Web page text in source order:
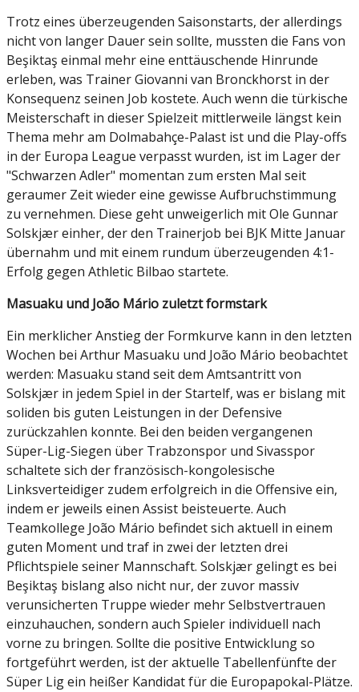
Trotz eines überzeugenden Saisonstarts, der allerdings
nicht von langer Dauer sein sollte, mussten die Fans von
Beşiktaş einmal mehr eine enttäuschende Hinrunde
erleben, was Trainer Giovanni van Bronckhorst in der
Konsequenz seinen Job kostete. Auch wenn die türkische
Meisterschaft in dieser Spielzeit mittlerweile längst kein
Thema mehr am Dolmabahçe-Palast ist und die Play-offs
in der Europa League verpasst wurden, ist im Lager der
"Schwarzen Adler" momentan zum ersten Mal seit
geraumer Zeit wieder eine gewisse Aufbruchstimmung
zu vernehmen. Diese geht unweigerlich mit Ole Gunnar
Solskjær einher, der den Trainerjob bei BJK Mitte Januar
übernahm und mit einem rundum überzeugenden 4:1-
Erfolg gegen Athletic Bilbao startete.
Masuaku und João Mário zuletzt formstark
Ein merklicher Anstieg der Formkurve kann in den letzten
Wochen bei Arthur Masuaku und João Mário beobachtet
werden: Masuaku stand seit dem Amtsantritt von
Solskjær in jedem Spiel in der Startelf, was er bislang mit
soliden bis guten Leistungen in der Defensive
zurückzahlen konnte. Bei den beiden vergangenen
Süper-Lig-Siegen über Trabzonspor und Sivasspor
schaltete sich der französisch-kongolesische
Linksverteidiger zudem erfolgreich in die Offensive ein,
indem er jeweils einen Assist beisteuerte. Auch
Teamkollege João Mário befindet sich aktuell in einem
guten Moment und traf in zwei der letzten drei
Pflichtspiele seiner Mannschaft. Solskjær gelingt es bei
Beşiktaş bislang also nicht nur, der zuvor massiv
verunsicherten Truppe wieder mehr Selbstvertrauen
einzuhauchen, sondern auch Spieler individuell nach
vorne zu bringen. Sollte die positive Entwicklung so
fortgeführt werden, ist der aktuelle Tabellenfünfte der
Süper Lig ein heißer Kandidat für die Europapokal-Plätze.